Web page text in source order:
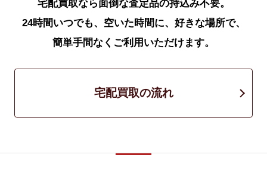
宅配買取なら面倒な査定品の持込み不要。
24時間いつでも、空いた時間に、好きな場所で、
簡単手間なくご利用いただけます。
宅配買取の流れ